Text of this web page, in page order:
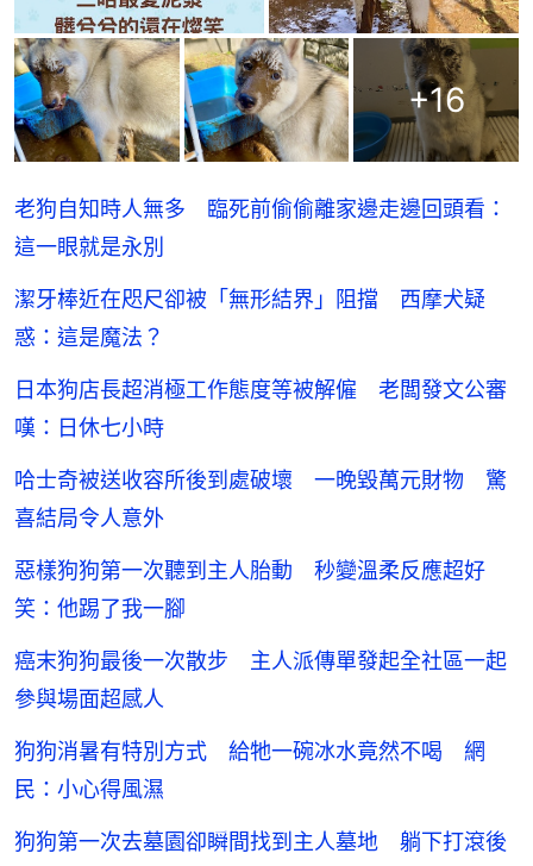
+16
老狗自知時人無多 臨死前偷偷離家邊走邊回頭看：
這一眼就是永別
潔牙棒近在咫尺卻被「無形結界」阻擋 西摩犬疑
惑：這是魔法？
日本狗店長超消極工作態度等被解僱 老闆發文公審
嘆：日休七小時
哈士奇被送收容所後到處破壞 一晚毀萬元財物 驚
喜結局令人意外
惡樣狗狗第一次聽到主人胎動 秒變溫柔反應超好
笑：他踢了我一腳
癌末狗狗最後一次散步 主人派傳單發起全社區一起
參與場面超感人
狗狗消暑有特別方式 給牠一碗冰水竟然不喝 網
民：小心得風濕
狗狗第一次去墓園卻瞬間找到主人墓地 躺下打滾後